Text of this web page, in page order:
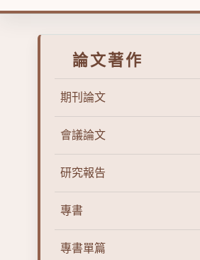
論文著作
期刊論文
會議論文
研究報告
專書
專書單篇